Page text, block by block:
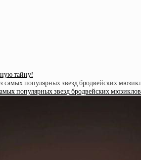
тайну!
популярных звезд бродвейских мюзиклов